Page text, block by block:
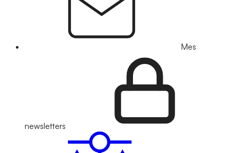
Mes
newsletters